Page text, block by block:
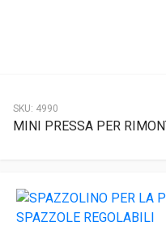
SKU: 4990
MINI PRESSA PER